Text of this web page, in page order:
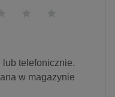
lub telefonicznie.
w magazynie